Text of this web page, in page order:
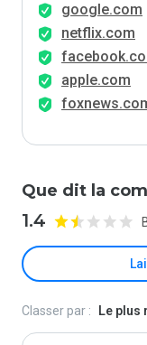
google.com
netflix.com
apple.com
Que dit la
1.4
Classer par : Le plus